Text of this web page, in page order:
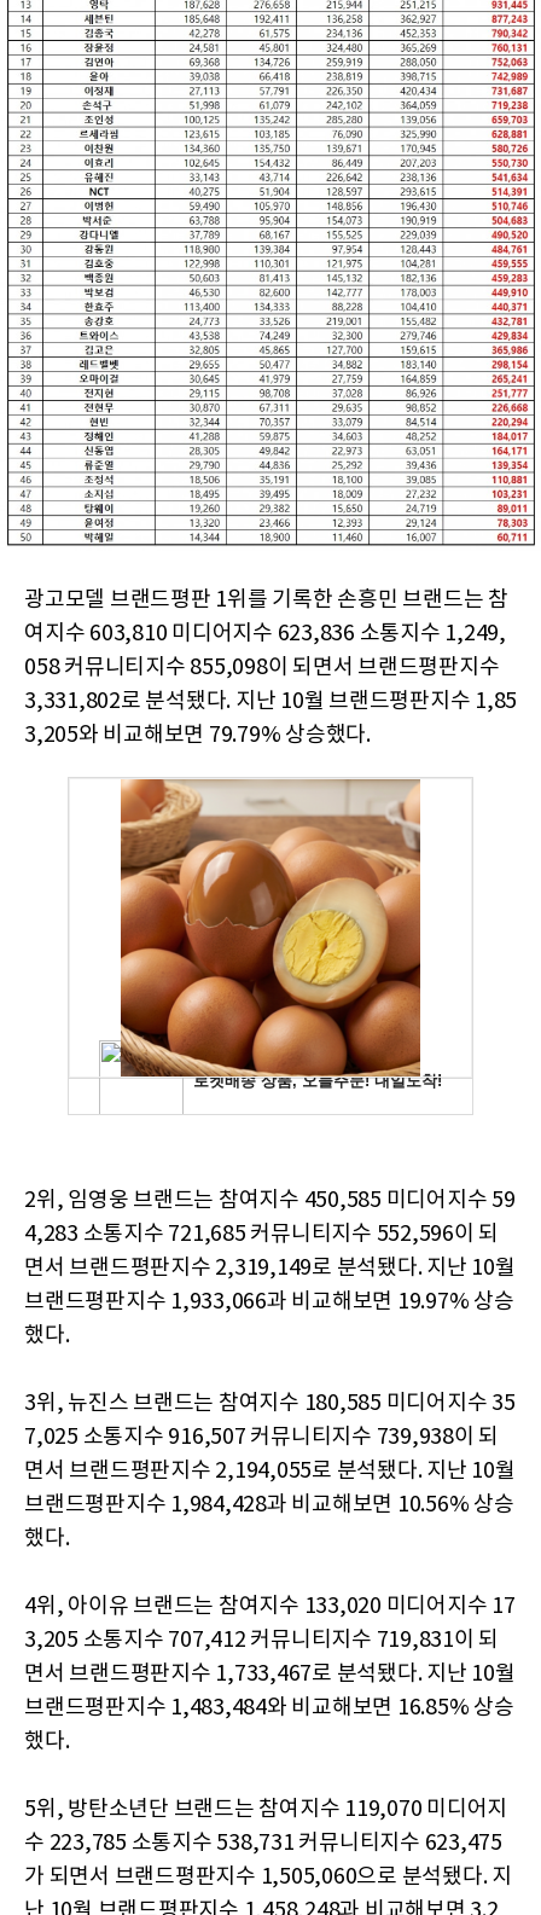
광고모델 브랜드평판 1위를 기록한 손흥민 브랜드는 참
여지수 603,810 미디어지수 623,836 소통지수 1,249,
058 커뮤니티지수 855,098이 되면서 브랜드평판지수
3,331,802로 분석됐다. 지난 10월 브랜드평판지수 1,85
3,205와 비교해보면 79.79% 상승했다.
2위, 임영웅 브랜드는 참여지수 450,585 미디어지수 59
4,283 소통지수 721,685 커뮤니티지수 552,596이 되
면서 브랜드평판지수 2,319,149로 분석됐다. 지난 10월
브랜드평판지수 1,933,066과 비교해보면 19.97% 상승
했다.
3위, 뉴진스 브랜드는 참여지수 180,585 미디어지수 35
7,025 소통지수 916,507 커뮤니티지수 739,938이 되
면서 브랜드평판지수 2,194,055로 분석됐다. 지난 10월
브랜드평판지수 1,984,428과 비교해보면 10.56% 상승
했다.
4위, 아이유 브랜드는 참여지수 133,020 미디어지수 17
3,205 소통지수 707,412 커뮤니티지수 719,831이 되
면서 브랜드평판지수 1,733,467로 분석됐다. 지난 10월
브랜드평판지수 1,483,484와 비교해보면 16.85% 상승
했다.
5위, 방탄소년단 브랜드는 참여지수 119,070 미디어지
수 223,785 소통지수 538,731 커뮤니티지수 623,475
가 되면서 브랜드평판지수 1,505,060으로 분석됐다. 지